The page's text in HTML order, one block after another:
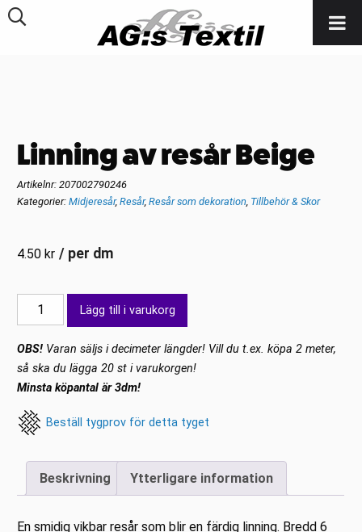
Linning av resår Beige
Artikelnr:207002790246
Kategorier:Midjeresår,Resår,Resår som dekoration, Tillbehör & Skor
4.50kr / per dm
Linning
av
resår
Beige
mängd
Lägg till i varukorg
OBS! Varan säljs i decimeter längder! Vill du t.ex. köpa 2 meter,
så ska du lägga 20 st i varukorgen!
Minsta köpantal är 3dm!
Beställ tygprov för detta tyget
Beskrivning Ytterligare information
En smidig vikbar resår som blir en färdig linning. Bredd 6